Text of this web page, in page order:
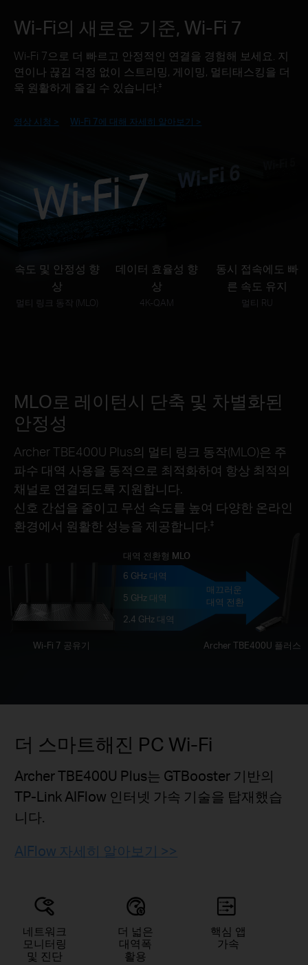
Wi-Fi의 새로운 기준, Wi-Fi 7
Wi-Fi 7으로 더 빠르고 안정적인 연결을 경험해 보세요. 지
연이나 끊김 걱정 없이 스트리밍, 게이밍, 멀티태스킹을 더
욱 원활하게 즐길 수 있습니다. ‡
영상 시청 > Wi-Fi 7에 대해 자세히 알아보기 >
속도 및 안정성 향
상
멀티 링크 동작 (MLO)
데이터 효율성 향
상
4K-QAM
동시 접속에도 빠
른 속도 유지
멀티 RU
MLO로 레이턴시 단축 및 차별화된
안정성
Archer TBE400U Plus의 멀티 링크 동작(MLO)은 주
파수 대역 사용을 동적으로 최적화하여 항상 최적의
채널로 연결되도록 지원합니다.
신호 간섭을 줄이고 무선 속도를 높여 다양한 온라인
환경에서 원활한 성능을 제공합니다.‡
대역 전환형 MLO
6 GHz 대역
5 GHz 대역
2.4 GHz 대역
매끄러운
대역 전환
Wi-Fi 7 공유기 Archer TBE400U 플러스
더 스마트해진 PC Wi-Fi
Archer TBE400U Plus는 GTBooster 기반의
TP-Link AIFlow 인터넷 가속 기술을 탑재했습
니다.
AIFlow 자세히 알아보기 >>
네트워크
모니터링
및 진단
더 넓은
대역폭
활용
핵심 앱
가속